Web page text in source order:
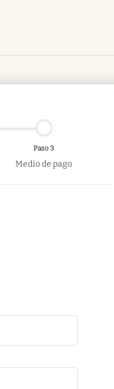
Paso 3
Medio de pago